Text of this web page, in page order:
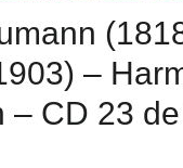
–
– CD 23